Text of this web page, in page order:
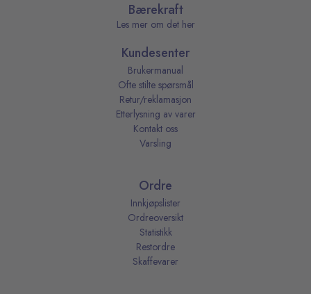
Bærekraft
Les mer om det her
Kundesenter
Brukermanual
Ofte stilte spørsmål
Retur/reklamasjon
Etterlysning av varer
Kontakt oss
Varsling
Ordre
Innkjøpslister
Ordreoversikt
Statistikk
Restordre
Skaffevarer